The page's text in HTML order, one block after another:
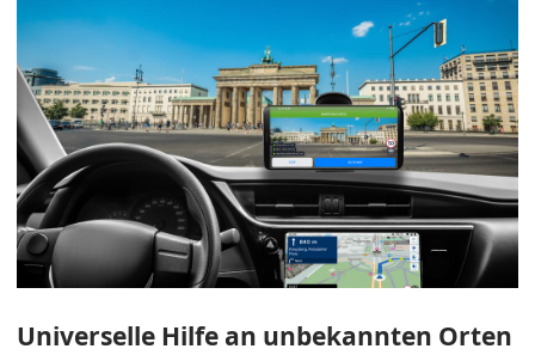
Universelle Hilfe an unbekannten Orten